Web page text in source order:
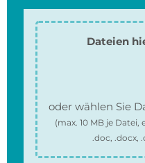
Dateien
oder wählen Sie
(max. 10 MBje Datei,
.doc, .docx,